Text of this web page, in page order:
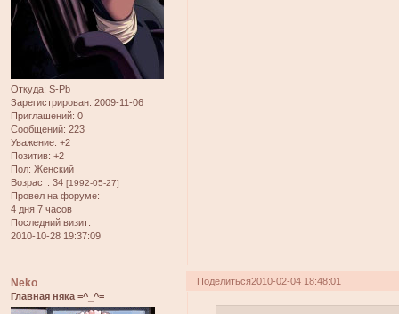
Откуда: S-Pb
Зарегистрирован: 2009-11-06
Приглашений: 0
Сообщений: 223
Уважение: +2
Позитив: +2
Пол: Женский
Возраст: 34 [1992-05-27]
Провел на форуме:
4 дня 7 часов
Последний визит:
2010-10-28 19:37:09
Поделиться2010-02-04 18:48:01
Neko
Главная няка =^_^=